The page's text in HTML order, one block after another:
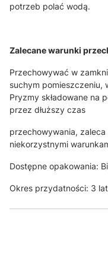
potrzeb polać wodą.
Zalecane warunki
Przechowywać w
suchym pomieszczeniu,
Pryzmy składowane na
przez dłuższy czas
przechowywania,
niekorzystnymi
Dostępne opakowania:
Okres przydatności: 3